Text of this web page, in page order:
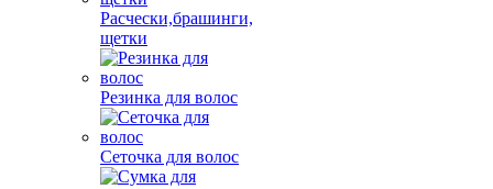
Расчески,брашинги,
щетки
Резинка для волос
Сеточка для волос